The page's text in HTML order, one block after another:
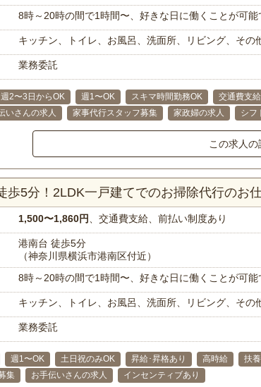
8時～20時の間で1時間〜、好きな日に働くことが可
キッチン、トイレ、お風呂、洗面所、リビング、その
業務委託
週2〜3日からOK 週1〜OK スキマ時間勤務OK 交通費支給
いさんの求人 家事代行スタッフ募集 家政婦の求人 シフ
この求人
歩5分！2LDK一戸建てでのお掃除代行のお
1,500〜1,860円 、交通費支給、前払い制度あり
港南台 徒歩5分
（神奈川県横浜市港南区付近）
8時～20時の間で1時間〜、好きな日に働くことが可
キッチン、トイレ、お風呂、洗面所、リビング、その
業務委託
週1〜OK 土日祝のみOK 昇給･昇格あり 高時給 扶
集
お手伝いさんの求人 インセンティブあり